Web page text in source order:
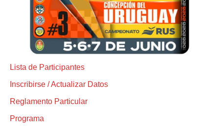
Lista de Participantes
Inscribirse / Actualizar Datos
Reglamento Particular
Programa